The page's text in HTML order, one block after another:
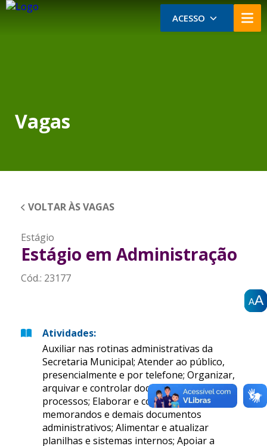
AA
AA
AA
ACESSO
Vagas
VOLTAR ÀS VAGAS
Estágio
Estágio em Administração
Cód.: 23177
Atividades:
Auxiliar nas rotinas administrativas da
Secretaria Municipal; Atender ao público,
presencialmente e por telefone; Organizar,
arquivar e controlar documentos e
processos; Elaborar e conferir ofícios,
memorandos e demais documentos
administrativos; Alimentar e atualizar
planilhas e sistemas internos; Apoiar a